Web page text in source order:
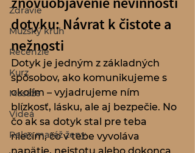
Zdravie
Mužský kruh
Recenzie
Kurz
Masáže
Videá
Relax masáž ženy
dotyku: Návrat k čistote a
nežnosti
Dotyk je jedným z základných
spôsobov, ako komunikujeme s
okolím – vyjadrujeme ním
blízkosť, lásku, ale aj bezpečie. No
čo ak sa dotyk stal pre teba
niečím, čo v tebe vyvoláva